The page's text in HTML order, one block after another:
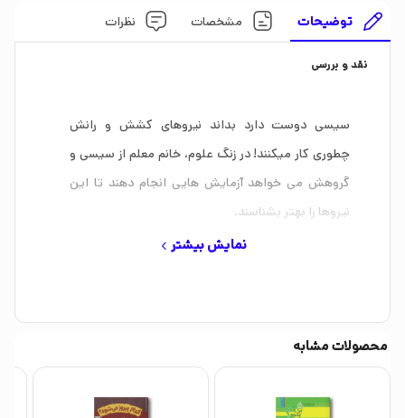
توضیحات مشخصات نظرات
نقد و بررسی
سیسی دوست دارد بداند نیروهای کشش و رانش
چطوری کار میکنند! در زنگ علوم، خانم معلم از سیسی و
گروهش می خواهد آزمایش هایی انجام دهند تا این
نیروها را بهتر بشناسند.
با سیسی و دوست هایش همراه شوید تا بدانید
نمایش بیشتر
محصولات مشابه